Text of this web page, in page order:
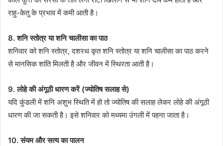
राहु-केतु के प्रभाव में कमी आती है।
8. शनि स्तोत्र या शनि चालीसा का पाठ
शनिवार को शनि स्तोत्र, दशरथ कृत शनि स्तोत्र या शनि चालीसा का पाठ करने
से मानसिक शांति मिलती है और जीवन में स्थिरता आती है।
9. लोहे की अंगूठी धारण करें (ज्योतिष सलाह से)
यदि कुंडली में शनि अशुभ स्थिति में हो तो ज्योतिष की सलाह लेकर लोहे की अंगूठी
धारण की जा सकती है। इसे शनिवार को मध्यमा उंगली में पहना जाता है।
10. संयम और सत्य का पालन